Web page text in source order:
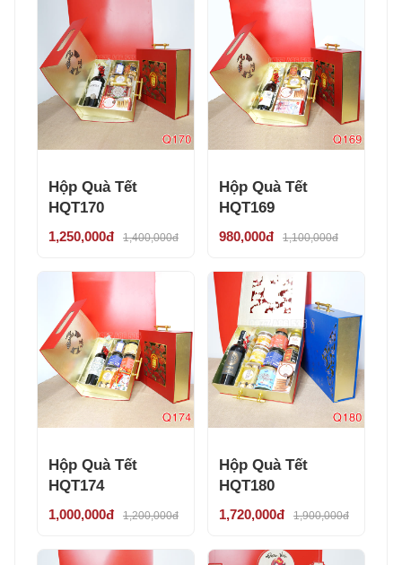
Hộp Quà Tết
HQT170
1,250,000đ 1,400,000đ
Hộp Quà Tết
HQT169
980,000đ 1,100,000đ
Hộp Quà Tết
HQT174
1,000,000đ 1,200,000đ
Hộp Quà Tết
HQT180
1,720,000đ 1,900,000đ